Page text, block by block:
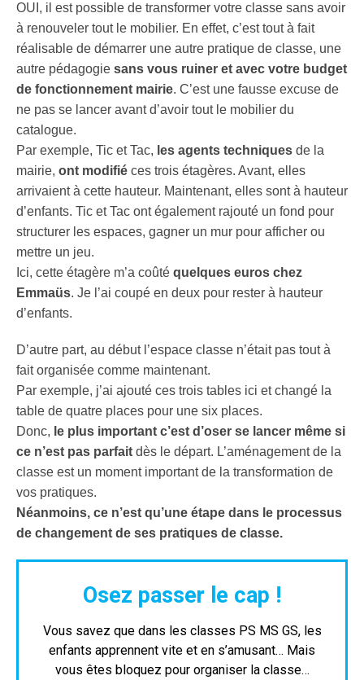
OUI, il est possible de transformer votre classe sans avoir
à renouveler tout le mobilier. En effet, c’est tout à fait
réalisable de démarrer une autre pratique de classe, une
autre pédagogie sans vous ruiner et avec votre budget
de fonctionnement mairie. C’est une fausse excuse de
ne pas se lancer avant d’avoir tout le mobilier du
catalogue.
Par exemple, Tic et Tac, les agents techniques de la
mairie, ont modifié ces trois étagères. Avant, elles
arrivaient à cette hauteur. Maintenant, elles sont à hauteur
d’enfants. Tic et Tac ont également rajouté un fond pour
structurer les espaces, gagner un mur pour afficher ou
mettre un jeu.
Ici, cette étagère m’a coûté quelques euros chez
Emmaüs. Je l’ai coupé en deux pour rester à hauteur
d’enfants.
D’autre part, au début l’espace classe n’était pas tout à
fait organisée comme maintenant.
Par exemple, j’ai ajouté ces trois tables ici et changé la
table de quatre places pour une six places.
Donc, le plus important c’est d’oser se lancer même si
ce n’est pas parfait dès le départ. L’aménagement de la
classe est un moment important de la transformation de
vos pratiques.
Néanmoins, ce n’est qu’une étape dans le processus
de changement de ses pratiques de classe.
Osez passer le cap !
Vous savez que dans les classes PS MS GS, les
enfants apprennent vite et en s’amusant… Mais
vous êtes bloquez pour organiser la classe…